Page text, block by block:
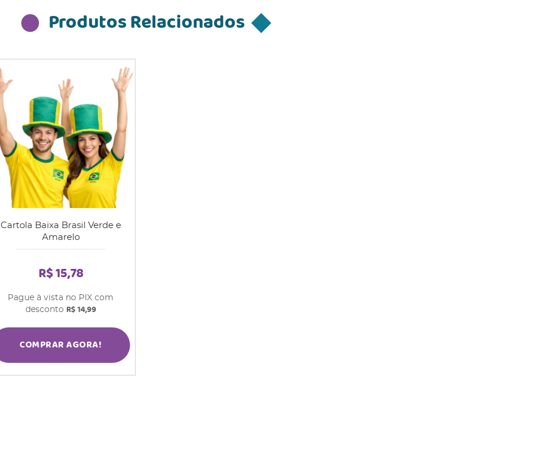
Produtos Relacionados
Cartola Baixa Brasil Verde e
Amarelo
R$ 15,78
Pague à vista no PIX com
desconto R$ 14,99
COMPRAR AGORA!